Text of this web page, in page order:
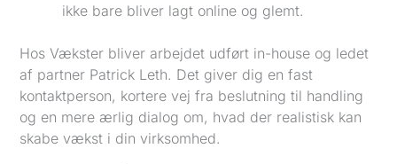
ikke bare bliver lagt online og glemt.
Hos Vækster bliver arbejdet udført in-house og ledet
af partner Patrick Leth. Det giver dig en fast
kontaktperson, kortere vej fra beslutning til handling
og en mere ærlig dialog om, hvad der realistisk kan
skabe vækst i din virksomhed.